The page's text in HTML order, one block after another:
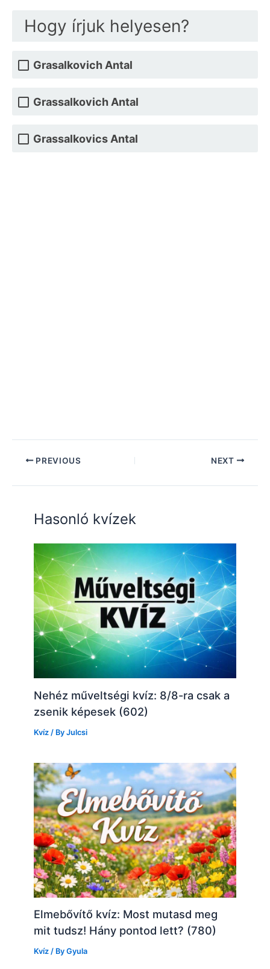
Hogy írjuk helyesen?
Grasalkovich Antal
Grassalkovich Antal
Grassalkovics Antal
PREVIOUS NEXT
Hasonló kvízek
Nehéz műveltségi kvíz: 8/8-ra csak a
zsenik képesek (602)
Kvíz / ByJulcsi
Elmebővítő kvíz: Most mutasd meg
mit tudsz! Hány pontod lett? (780)
Kvíz / ByGyula